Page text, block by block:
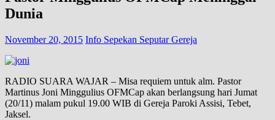
Dunia
November 20, 2015 Info Sepekan Seputar Gereja
RADIO SUARA WAJAR – Misa requiem untuk alm. Pastor
Martinus Joni Minggulius OFMCap akan berlangsung hari Jumat
(20/11) malam pukul 19.00 WIB di Gereja Paroki Assisi, Tebet,
Jaksel.